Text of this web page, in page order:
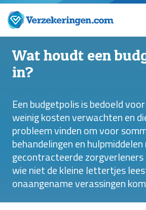
Wat houdt een
in?
Een budgetpolis is bedoeld
weinig kosten verwachten en
probleem vinden om voor
behandelingen en
gecontracteerde
wie niet de kleine lettertjes
onaangename verassingen